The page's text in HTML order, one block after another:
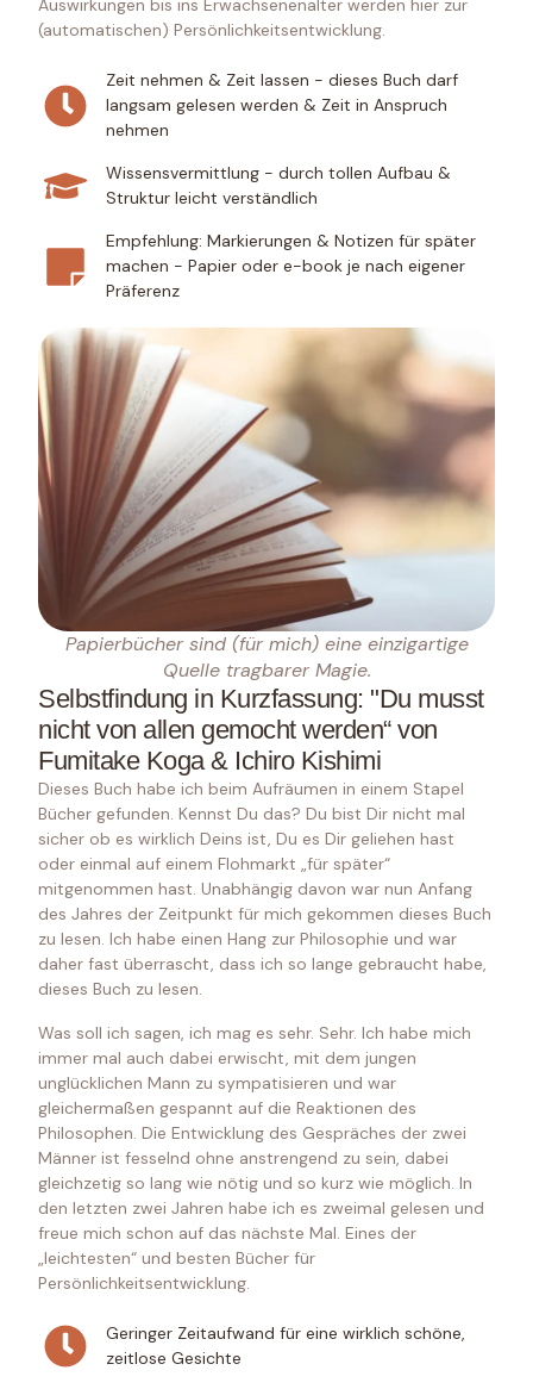
Auswirkungen bis ins Erwachsenenalter werden hier zur
(automatischen) Persönlichkeitsentwicklung.
Zeit nehmen & Zeit lassen - dieses Buch darf
langsam gelesen werden & Zeit in Anspruch
nehmen
Wissensvermittlung - durch tollen Aufbau &
Struktur leicht verständlich
Empfehlung: Markierungen & Notizen für später
machen - Papier oder e-book je nach eigener
Präferenz
Papierbücher sind (für mich) eine einzigartige
Quelle tragbarer Magie.
Selbstfindung in Kurzfassung: "Du musst
nicht von allen gemocht werden“ von
Fumitake Koga & Ichiro Kishimi​
Dieses Buch habe ich beim Aufräumen in einem Stapel
Bücher gefunden. Kennst Du das? Du bist Dir nicht mal
sicher ob es wirklich Deins ist, Du es Dir geliehen hast
oder einmal auf einem Flohmarkt „für später“
mitgenommen hast. Unabhängig davon war nun Anfang
des Jahres der Zeitpunkt für mich gekommen dieses Buch
zu lesen. Ich habe einen Hang zur Philosophie und war
daher fast überrascht, dass ich so lange gebraucht habe,
dieses Buch zu lesen.
Was soll ich sagen, ich mag es sehr. Sehr. Ich habe mich
immer mal auch dabei erwischt, mit dem jungen
unglücklichen Mann zu sympatisieren und war
gleichermaßen gespannt auf die Reaktionen des
Philosophen. Die Entwicklung des Gespräches der zwei
Männer ist fesselnd ohne anstrengend zu sein, dabei
gleichzetig so lang wie nötig und so kurz wie möglich. In
den letzten zwei Jahren habe ich es zweimal gelesen und
freue mich schon auf das nächste Mal. Eines der
„leichtesten“ und besten Bücher für
Persönlichkeitsentwicklung.
Geringer Zeitaufwand für eine wirklich schöne,
zeitlose Gesichte